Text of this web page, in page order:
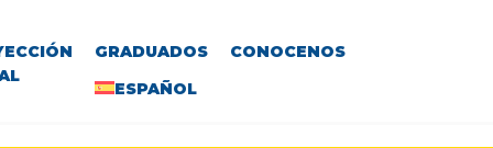
GRADUADOS
CONOCENOS
ESPAÑOL